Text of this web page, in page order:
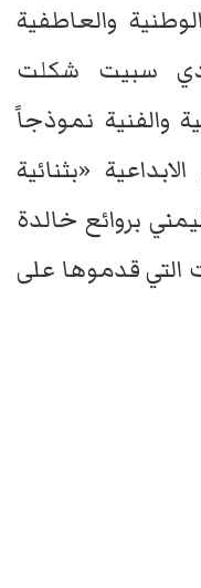
والعاطفية
سبيت شكلت
والفنية نموذجاً
«بثنائية
بروائع خالدة
التي قدموها على